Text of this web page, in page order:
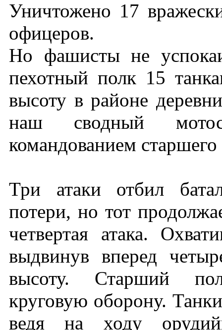
Уничтожено 17
офицеров.
Но фашисты не
пехотный полк 15
высоту в районе
наш сводный
командованием
Три атаки отбил
потери, но тот
четвертая атака.
выдвинув вперед
высоту. Старший
круговую оборону.
ведя на ходу